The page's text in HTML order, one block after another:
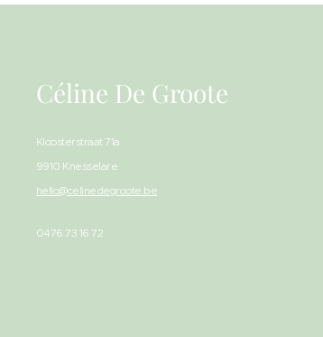
Céline De Groote
Kloosterstraat 71a
9910 Knesselare
hello@celinedegroote.be
0476 73 16 72